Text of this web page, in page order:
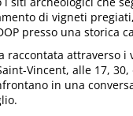
di vigneti
presso una storica
raccontata
Vincent, alle 17,
in una